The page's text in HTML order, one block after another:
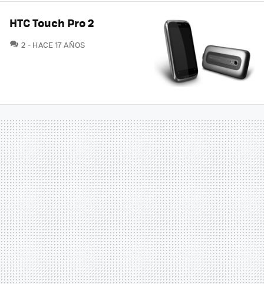
HTC Touch Pro 2
2 COMENTARIOS
HACE 17 AÑOS